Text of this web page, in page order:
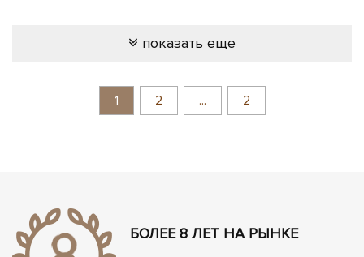
показать еще
1 2 ... 2
БОЛЕЕ 8 ЛЕТ НА РЫНКЕ